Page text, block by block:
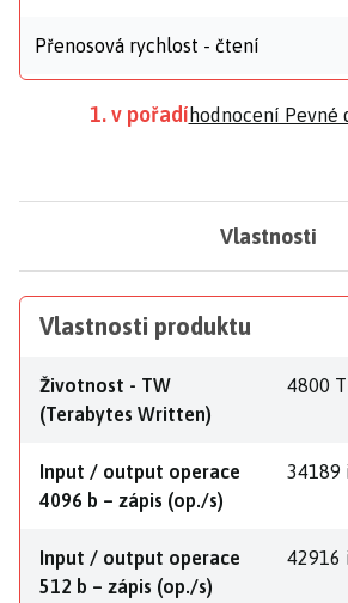
Přenosová rychlost - čtení
1. v pořadí hodnocení Pevné
Vlastnosti
Vlastnosti produktu
Životnost - TW
(Terabytes Written)
4800
Input / output operace
4096 b – zápis (op./s)
34189
Input / output operace
512 b – zápis (op./s)
42916